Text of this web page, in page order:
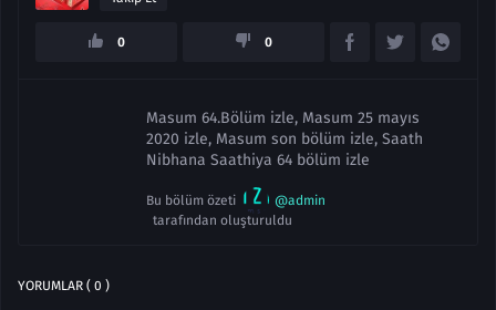
0 0
Masum 64.Bölüm izle, Masum 25 mayıs
2020 izle, Masum son bölüm izle, Saath
Nibhana Saathiya 64 bölüm izle
Bu bölüm özeti
@admin
tarafından oluşturuldu
YORUMLAR ( 0 )